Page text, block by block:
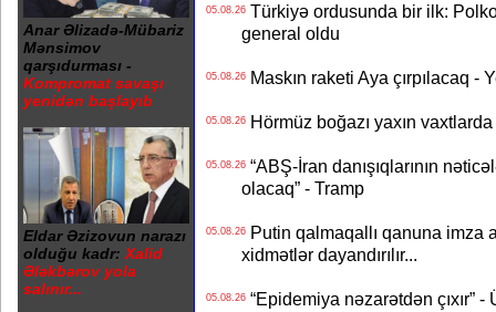
Anar Əlizadə-Mübariz
Mənsimov
qarşıdurması -
Kompromat savaşı
yenidən başlayıb
Eldar Əzizovun narazı
olduğu kadr: Xalid
Ələkbərov yola
salınır...
05.08.26Türkiyə ordusunda bir ilk:
general oldu
05.08.26Maskın raketi Aya çırpılacaq -
05.08.26Hörmüz boğazı yaxın
05.08.26“ABŞ-İran danışıqlarının
olacaq” - Tramp
05.08.26Putin qalmaqallı qanuna imza
xidmətlər dayandırılır...
05.08.26“Epidemiya nəzarətdən çıxır” -